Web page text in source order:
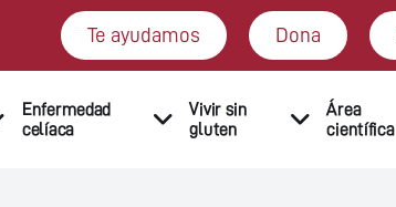
Te ayudamos Dona
Enfermedad
celíaca
Vivir sin
gluten
Área
científica